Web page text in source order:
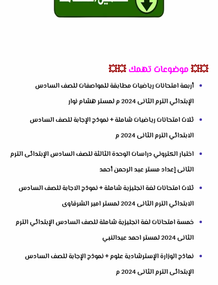
💥💥موضوعات تهمك 💥💥
أربعة امتحانات رياضيات مطابقة للمواصفات للصف السادس
الإبتدائي الترم الثانى 2024 م لمستر هشام نوار
ثلاث امتحانات رياضيات شاملة + نموذج الإجابة للصف السادس
الابتدائي الترم الثانى 2024 م
اختبار الكتروني دراسات الوحدة الثالثة للصف السادس الإبتدائى الترم
الثانى إعداد مستر عبد الرحمن أحمد
ثلاث امتحانات لغة انجليزية شاملة + نموذج الاجابة للصف السادس
الابتدائي الترم الثانى 2024 لمستر امير الشرقاوى
خمسة امتحانات لغة انجليزية شاملة للصف السادس الإبتدائي الترم
الثانى 2024 لمستر احمد عبدالنبي
نماذج الوزارة الإسترشادية علوم + نموذج الإجابة للصف السادس
الإبتدائى الترم الثانى 2024 م